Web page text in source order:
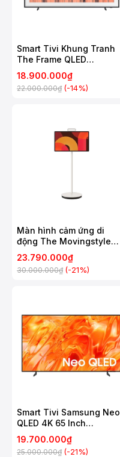
Smart Tivi Khung Tranh
The Frame QLED
Samsung 4K 55 Inch
QA55LS03H
18.900.000₫
22.000.000₫ (-14%)
Màn hình cảm ứng di
động The Movingstyle
Samsung 27 Inch
UA27LSM7FAXXXV
23.790.000₫
30.000.000₫ (-21%)
Smart Tivi Samsung Neo
QLED 4K 65 Inch
QA65QN70H
19.700.000₫
25.000.000₫ (-21%)